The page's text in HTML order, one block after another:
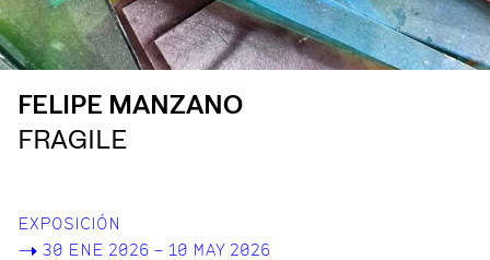
FELIPE MANZANO
FRAGILE
EXPOSICIÓN
-> 30 ENE 2026 – 10 MAY 2026